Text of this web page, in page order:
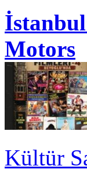
Motors
Kültür